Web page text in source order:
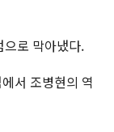
로 막아냈다.
서 조병현의 역